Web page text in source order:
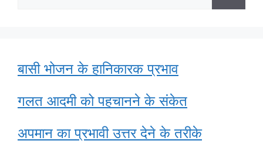
बासी भोजन के हानिकारक प्रभाव
गलत आदमी को पहचानने के संकेत
अपमान का प्रभावी उत्तर देने के तरीके